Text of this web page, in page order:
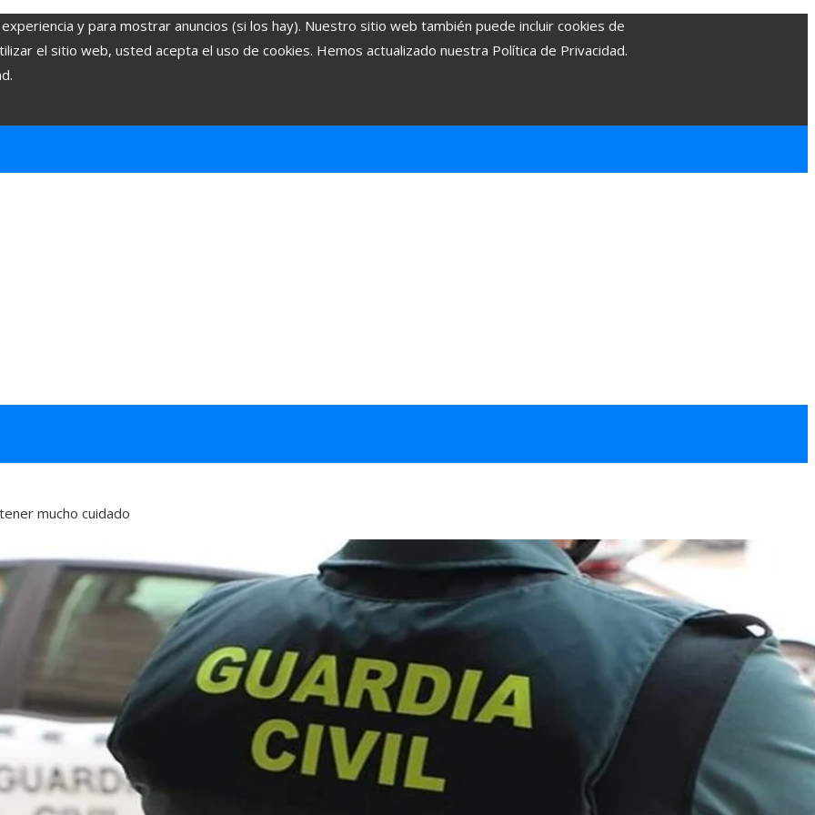
y para mostrar anuncios (si los hay). Nuestro sitio web también puede incluir cookies de
el sitio web, usted acepta el uso de cookies. Hemos actualizado nuestra Política de Privacidad.
mucho cuidado